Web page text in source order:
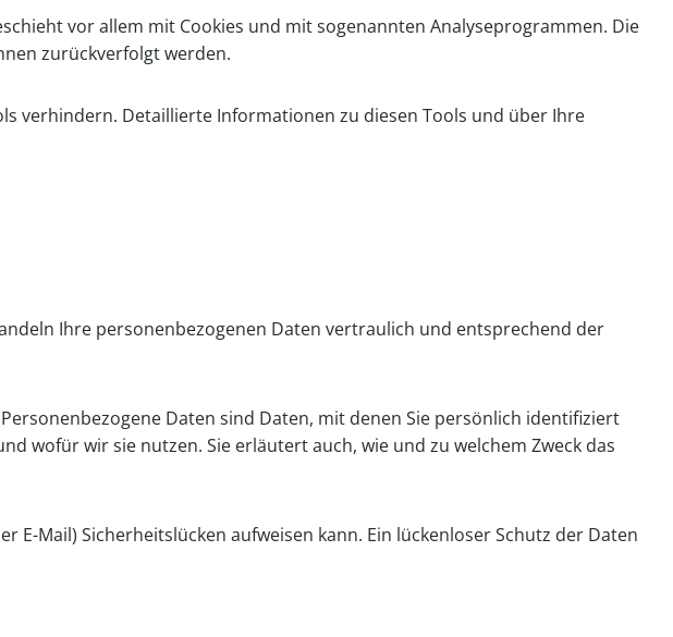
vor allem mit Cookies und mit sogenannten Analyseprogrammen. Die
zurückverfolgt werden.
verhindern. Detaillierte Informationen zu diesen Tools und über Ihre
Ihre personenbezogenen Daten vertraulich und entsprechend der
Daten sind Daten, mit denen Sie persönlich identifiziert
wofür wir sie nutzen. Sie erläutert auch, wie und zu welchem Zweck das
Mail) Sicherheitslücken aufweisen kann. Ein lückenloser Schutz der Daten